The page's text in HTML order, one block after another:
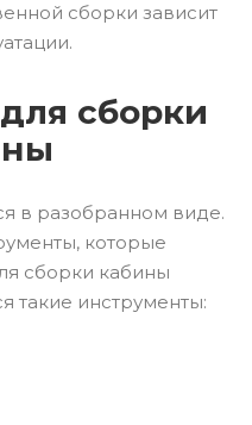
сборки зависит
сборки
в разобранном виде.
которые
сборки кабины
такие инструменты: